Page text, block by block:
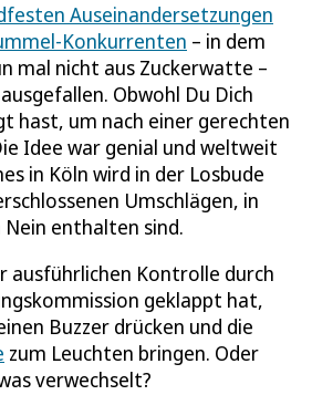
Auseinandersetzungen
Konkurrenten – in dem
mal nicht aus Zuckerwatte –
Obwohl Du Dich
hast, um nach einer gerechten
Idee war genial und weltweit
in Köln wird in der Losbude
Umschlägen, in
Nein enthalten sind.
ausführlichen Kontrolle durch
geklappt hat,
Buzzer drücken und die
zum Leuchten bringen. Oder
verwechselt?